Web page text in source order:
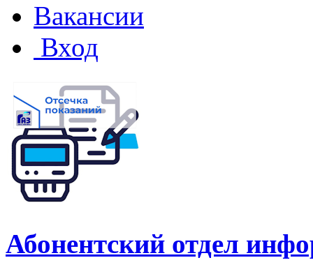
Вакансии
Вход
Абонентский отдел